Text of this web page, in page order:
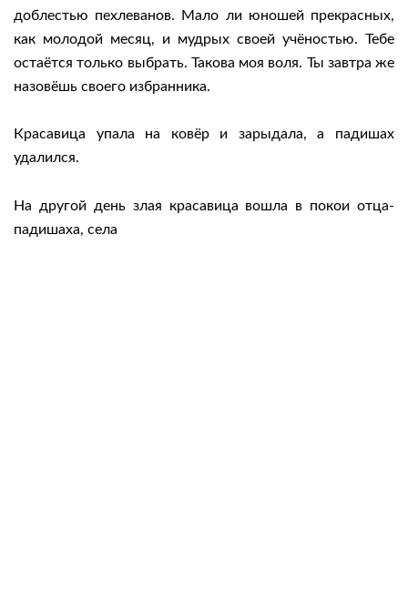
доблестью пехлеванов. Мало ли юношей прекрасных,
как молодой месяц, и мудрых своей учёностью. Тебе
остаётся только выбрать. Такова моя воля. Ты завтра же
назовёшь своего избранника.
Красавица упала на ковёр и зарыдала, а падишах
удалился.
На другой день злая красавица вошла в покои отца-
падишаха, села